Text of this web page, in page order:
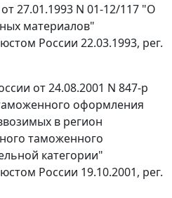
27.01.1993 N 01-12/117 "О
материалов"
России 22.03.1993, рег.
от 24.08.2001 N 847-р
оформления
в регион
таможенного
категории"
России 19.10.2001, рег.